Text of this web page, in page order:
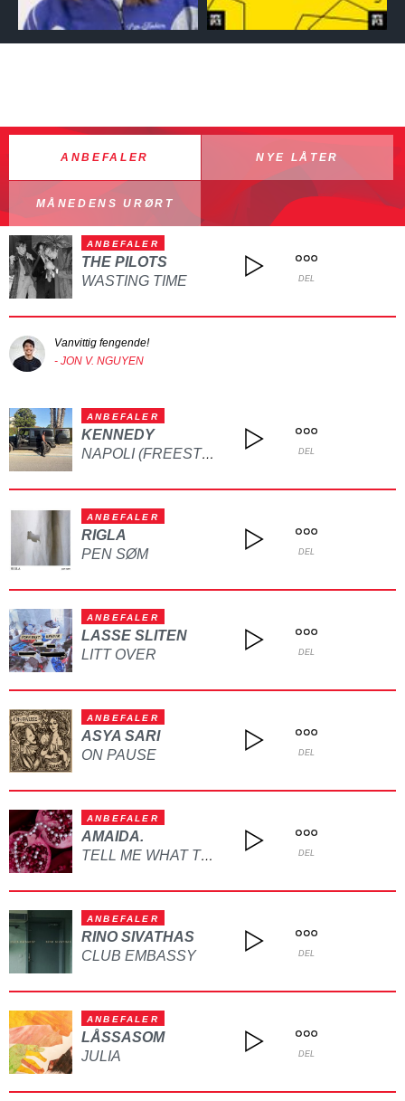
ANBEFALER NYE LÅTER
MÅNEDENS URØRT
ANBEFALER
THE PILOTS
WASTING TIME
DEL
Vanvittig fengende!
- JON V. NGUYEN
ANBEFALER
KENNEDY
NAPOLI (FREESTYLE) DEL
ANBEFALER
RIGLA
PEN SØM
DEL
ANBEFALER
LASSE SLITEN
LITT OVER
DEL
ANBEFALER
ASYA SARI
ON PAUSE
DEL
ANBEFALER
AMAIDA.
TELL ME WHAT TO DO DEL
ANBEFALER
RINO SIVATHAS
CLUB EMBASSY
DEL
ANBEFALER
LÅSSASOM
JULIA
DEL